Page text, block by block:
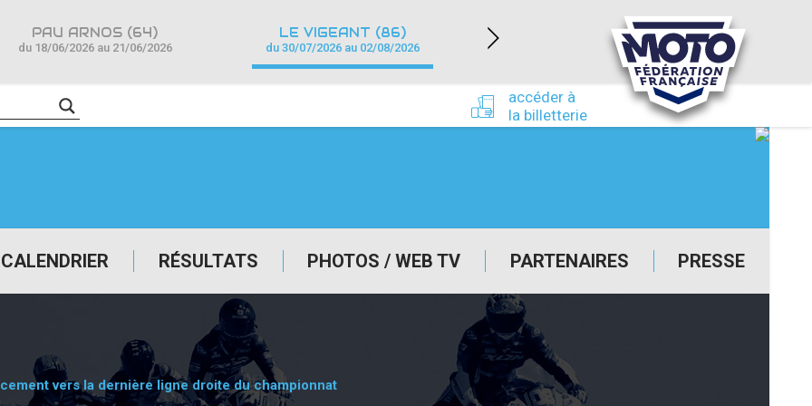
CALENDRIER RÉSULTATS PHOTOS / WEB TV PARTENAIRES PRESSE
accéder à
la billetterie
PAU ARNOS (64)
du 18/06/2026 au 21/06/2026
LE VIGEANT (86)
du 30/07/2026 au 02/08/2026
NEVERS MAGNY-COURS (58)
du 24/09/2026 au 27/09/2026
vers la dernière ligne droite du championnat